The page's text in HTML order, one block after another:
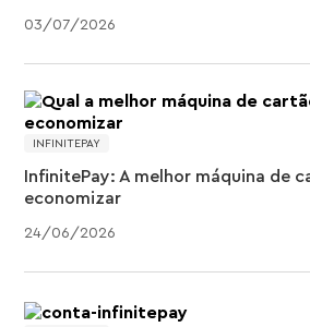
03 /07/2026
INFINITEPAY
24/06 /2026
InfinitePay: A melhor máquina de
economizar